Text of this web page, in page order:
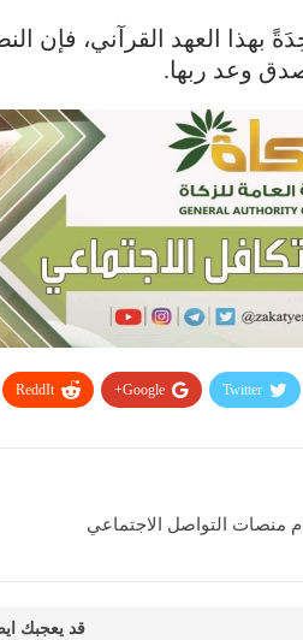
بهذا العهد القرآني، فإن
وعد ربها.
Twitter
Google+
ReddIt
منصات التواصل الاجتماعي
قد يعجبك